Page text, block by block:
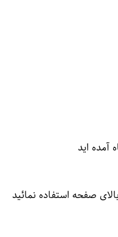
آمده اید
صفحه استفاده نمائید